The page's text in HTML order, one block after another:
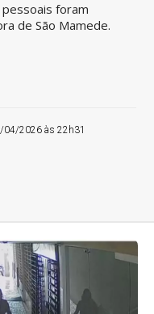
foram
de São Mamede.
04/2026 às 22h31